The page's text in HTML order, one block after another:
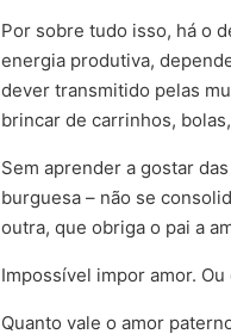
Por sobre tudo isso, há o
energia produtiva,
dever transmitido pelas
brincar de carrinhos,
Sem aprender a gostar
burguesa – não se
outra, que obriga o pai a
Impossível impor amor.
Quanto vale o amor